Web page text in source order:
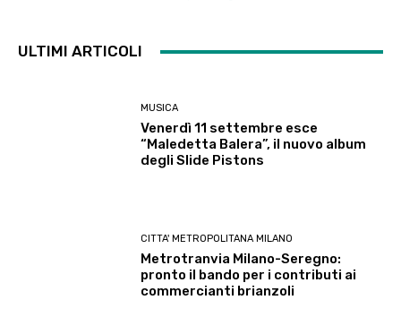
ULTIMI ARTICOLI
MUSICA
Venerdì 11 settembre esce
“Maledetta Balera”, il nuovo album
degli Slide Pistons
CITTA' METROPOLITANA MILANO
Metrotranvia Milano-Seregno:
pronto il bando per i contributi ai
commercianti brianzoli